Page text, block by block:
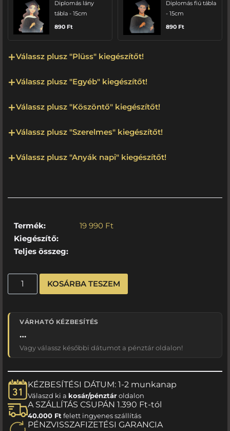
Diplomás lány
tábla - 15cm
890 Ft
Diplomás fiú tábla
- 15cm
890 Ft
Válassz plusz "Plüss" kiegészítőt!
Válassz plusz "Egyéb" kiegészítőt!
Válassz plusz "Köszöntő" kiegészítőt!
Válassz plusz "Szerelmes" kiegészítőt!
Válassz plusz "Anyák napi" kiegészítőt!
Termék: 19 990 Ft
Kiegészítő:
Teljes összeg:
KOSÁRBA TESZEM
VÁRHATÓ KÉZBESÍTÉS
…
Vagy válassz későbbi dátumot a pénztár oldalon!
KÉZBESÍTÉSI DÁTUM: 1-2 munkanap
Válaszd ki a kosár/pénztároldalon
A SZÁLLÍTÁS CSUPÁN 1.390 Ft-tól
40.000 Ftfelett ingyenes szállítás
PÉNZVISSZAFIZETÉSI GARANCIA